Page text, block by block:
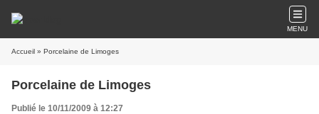
MENU
Accueil » Porcelaine de Limoges
Porcelaine de Limoges
Publié le 10/11/2009 à 12:27